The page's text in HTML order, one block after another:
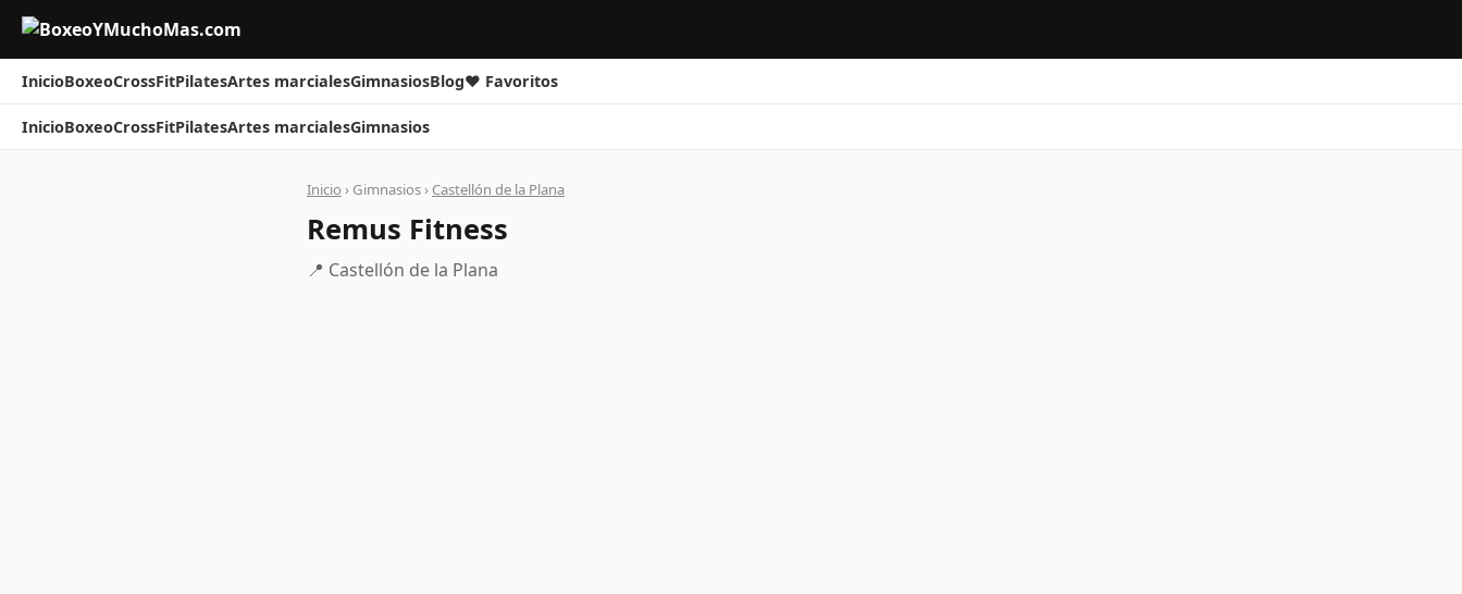
InicioBoxeoCrossFitPilatesArtes marcialesGimnasiosBlog❤ Favoritos
InicioBoxeoCrossFitPilatesArtes marcialesGimnasios
Inicio › Gimnasios › Castellón de la Plana
Remus Fitness
📍 Castellón de la Plana